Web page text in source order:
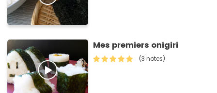
Mes premiers onigiri
(3 notes)